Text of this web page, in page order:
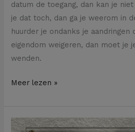
datum de toegang, dan kan je niet
je dat toch, dan ga je weerom in
huurder je ondanks je aandringen
eigendom weigeren, dan moet je
wenden.
Meer lezen »
Moet